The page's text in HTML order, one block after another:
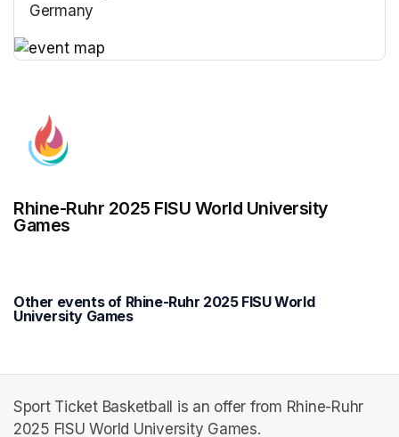
Germany
Rhine-Ruhr 2025 FISU World University
Games
Other events of Rhine-Ruhr 2025 FISU World
University Games
Sport Ticket Basketball is an offer from Rhine-Ruhr
2025 FISU World University Games.